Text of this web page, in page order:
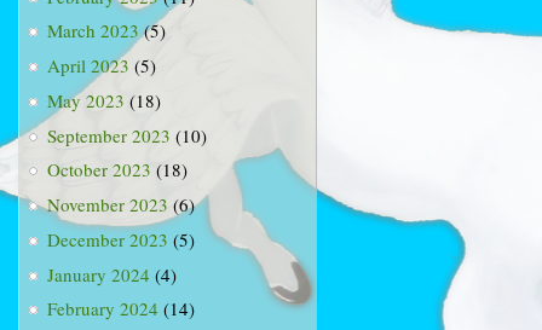
March 2023(5)
April 2023 (5)
May 2023 (18)
September 2023 (10)
October 2023 (18)
November 2023 (6)
December 2023 (5)
January 2024 (4)
February 2024 (14)